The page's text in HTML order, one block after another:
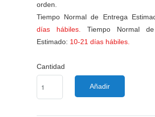
orden.
Tiempo Normal de Entrega
días hábiles. Tiempo Normal
Estimado: 10-21 días hábiles.
Cantidad
Añadir